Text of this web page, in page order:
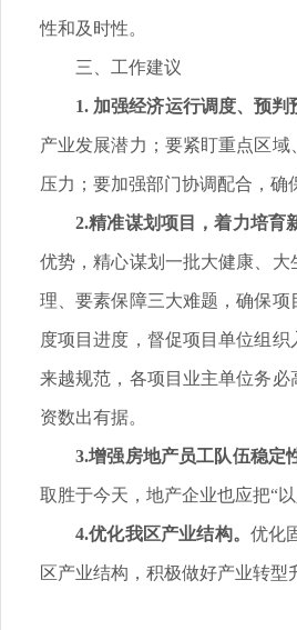
性和及时性。
三、工作建议
1. 加强经济运行调度、预判
产业发展潜力；要紧盯重点区
压力；要加强部门协调配合，
2.精准谋划项目，着力培育
优势，精心谋划一批大健康、
理、要素保障三大难题，确保
度项目进度，督促项目单位组
来越规范，各项目业主单位务
资数出有据。
3.增强房地产员工队伍稳定
取胜于今天，地产企业也应把“
4.优化我区产业结构。优化
区产业结构，积极做好产业转